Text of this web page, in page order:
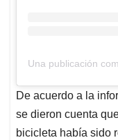
Una publicación
De acuerdo a la
se dieron cuenta
bicicleta había sido